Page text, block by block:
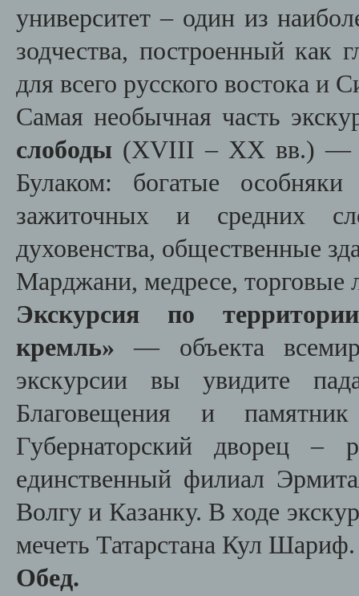
университет – один из
зодчества, построенный как
для всего русского востока и
Самая необычная часть
слободы (XVIII – XX вв.) —
Булаком: богатые
зажиточных и средних
духовенства, общественные
Марджани, медресе, торговые
Экскурсия по
кремль» — объекта
экскурсии вы увидите
Благовещения и
Губернаторский дворец –
единственный филиал
Волгу и Казанку. В ходе
мечеть Татарстана Кул
Обед.